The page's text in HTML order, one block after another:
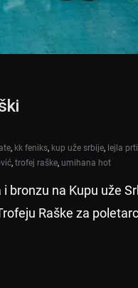
, kk feniks, kup uže srbije, lejla
, trofej raške, umihana hot
bronzu na Kupu uže
Raške za